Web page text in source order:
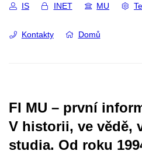
IS INET MU
Kontakty Domů
FI MU – první
V historii, ve vědě,
studia. Od roku